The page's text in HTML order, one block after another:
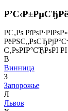
Р­С‚Рѕ
С‚РѕРІР°СЂРѕРІ
В
Винница
З
Запорожье
Л
Львов